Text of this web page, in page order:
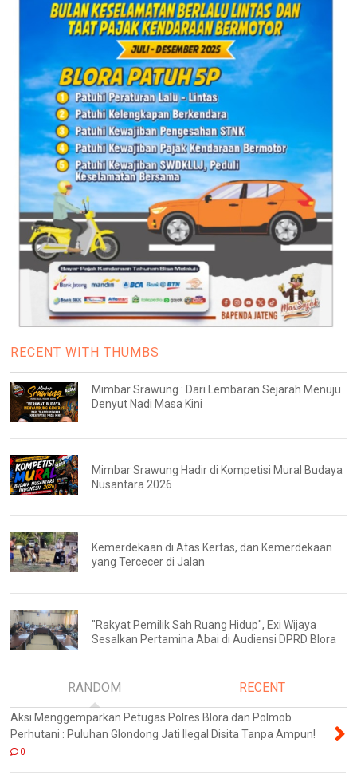
RECENT WITH THUMBS
Mimbar Srawung : Dari Lembaran Sejarah Menuju
Denyut Nadi Masa Kini
Mimbar Srawung Hadir di Kompetisi Mural Budaya
Nusantara 2026
Kemerdekaan di Atas Kertas, dan Kemerdekaan
yang Tercecer di Jalan
"Rakyat Pemilik Sah Ruang Hidup", Exi Wijaya
Sesalkan Pertamina Abai di Audiensi DPRD Blora
RANDOM RECENT
Aksi Menggemparkan Petugas Polres Blora dan Polmob
Perhutani : Puluhan Glondong Jati Ilegal Disita Tanpa Ampun!
0